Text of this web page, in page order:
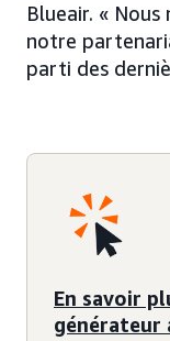
Blueair. «
notre
parti des
En savoir
générateur